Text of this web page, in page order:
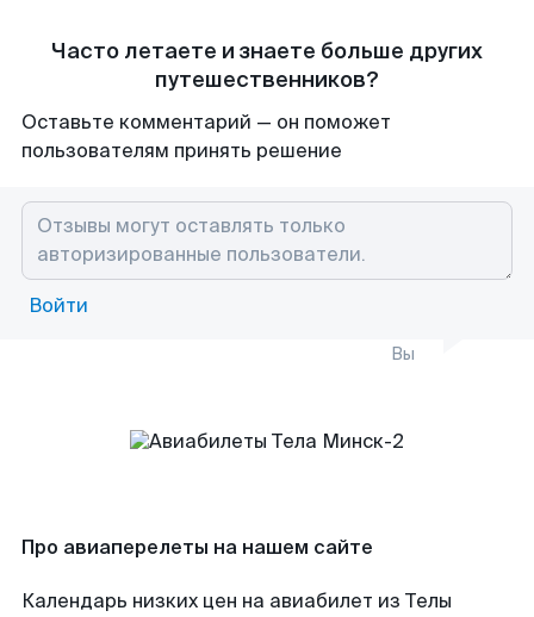
Часто летаете и знаете больше других
путешественников?
Оставьте комментарий — он поможет
пользователям принять решение
Войти
Вы
Про авиаперелеты на нашем сайте
Календарь низких цен на авиабилет из Телы